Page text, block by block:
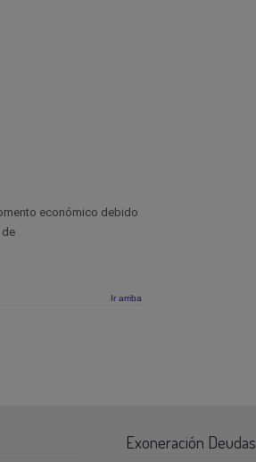
económico debido
de
Ir arriba
Exoneración Deudas